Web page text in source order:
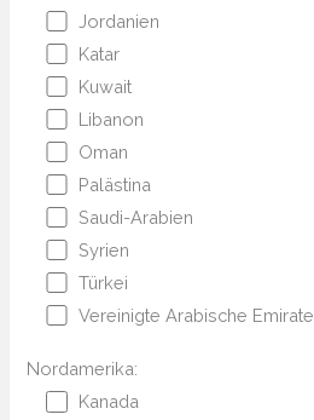
Jordanien
Katar
Kuwait
Libanon
Oman
Palästina
Saudi-Arabien
Syrien
Türkei
Vereinigte Arabische Emirate
Nordamerika:
Kanada